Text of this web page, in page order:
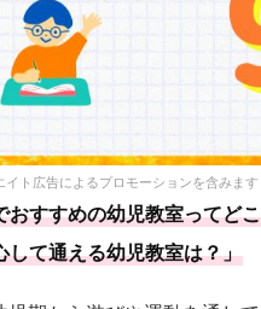
ト広告によるプロモーションを含みます
おすすめの幼児教室ってど
して通える幼児教室は？」